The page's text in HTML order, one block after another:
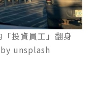
投資員工」翻身
unsplash